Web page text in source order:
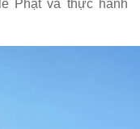
Phật và thực hành